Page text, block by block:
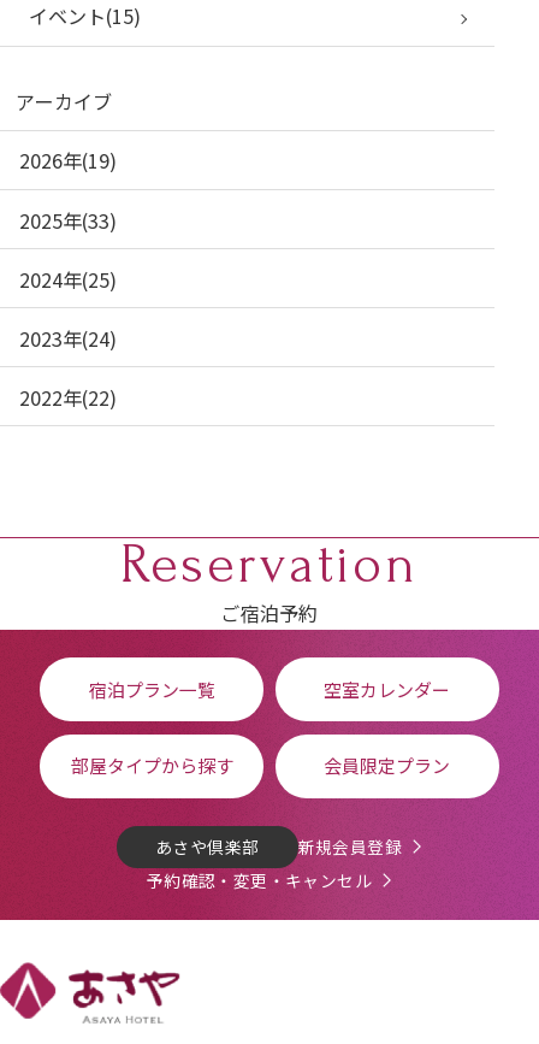
イベント(15)
アーカイブ
2026年(19)
2025年(33)
2024年(25)
2023年(24)
2022年(22)
Reservation
ご宿泊予約
宿泊プラン一覧 空室カレンダー
部屋タイプから探す 会員限定プラン
あさや倶楽部
新規会員登録
予約確認・変更・キャンセル